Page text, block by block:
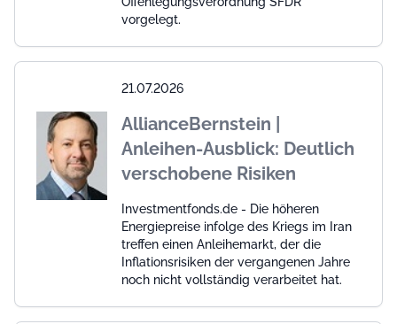
vorgelegt.
21.07.2026
AllianceBernstein |
Anleihen-Ausblick: Deutlich
verschobene Risiken
Investmentfonds.de - Die höheren
Energiepreise infolge des Kriegs im Iran
treffen einen Anleihemarkt, der die
Inflationsrisiken der vergangenen Jahre
noch nicht vollständig verarbeitet hat.